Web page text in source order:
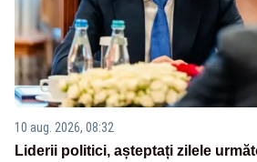
10 aug. 2026, 08:32
Liderii politici, așteptați zilele